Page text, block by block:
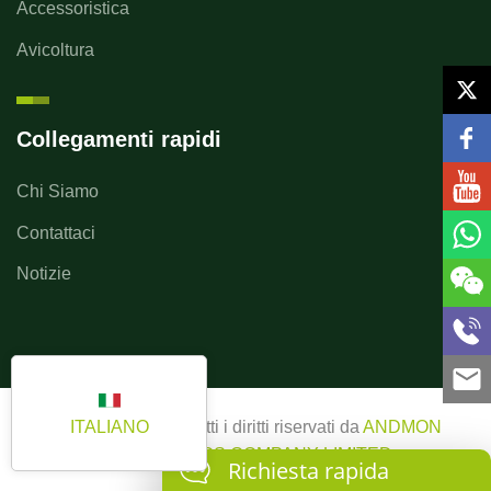
Accessoristica
Avicoltura
Collegamenti rapidi
Chi Siamo
Contattaci
Notizie
Copyright ©2025 Tutti i diritti riservati daANDMON
ELECTRONICS COMPANY LIMITED
Richiesta rapida
ITALIANO